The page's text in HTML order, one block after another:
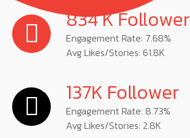
834 K Follower
Engagement Rate: 7.68%
Avg Likes/Stories: 61.8K
137K Follower
Engagement Rate: 8.73%
Avg Likes/Stories: 2.8K